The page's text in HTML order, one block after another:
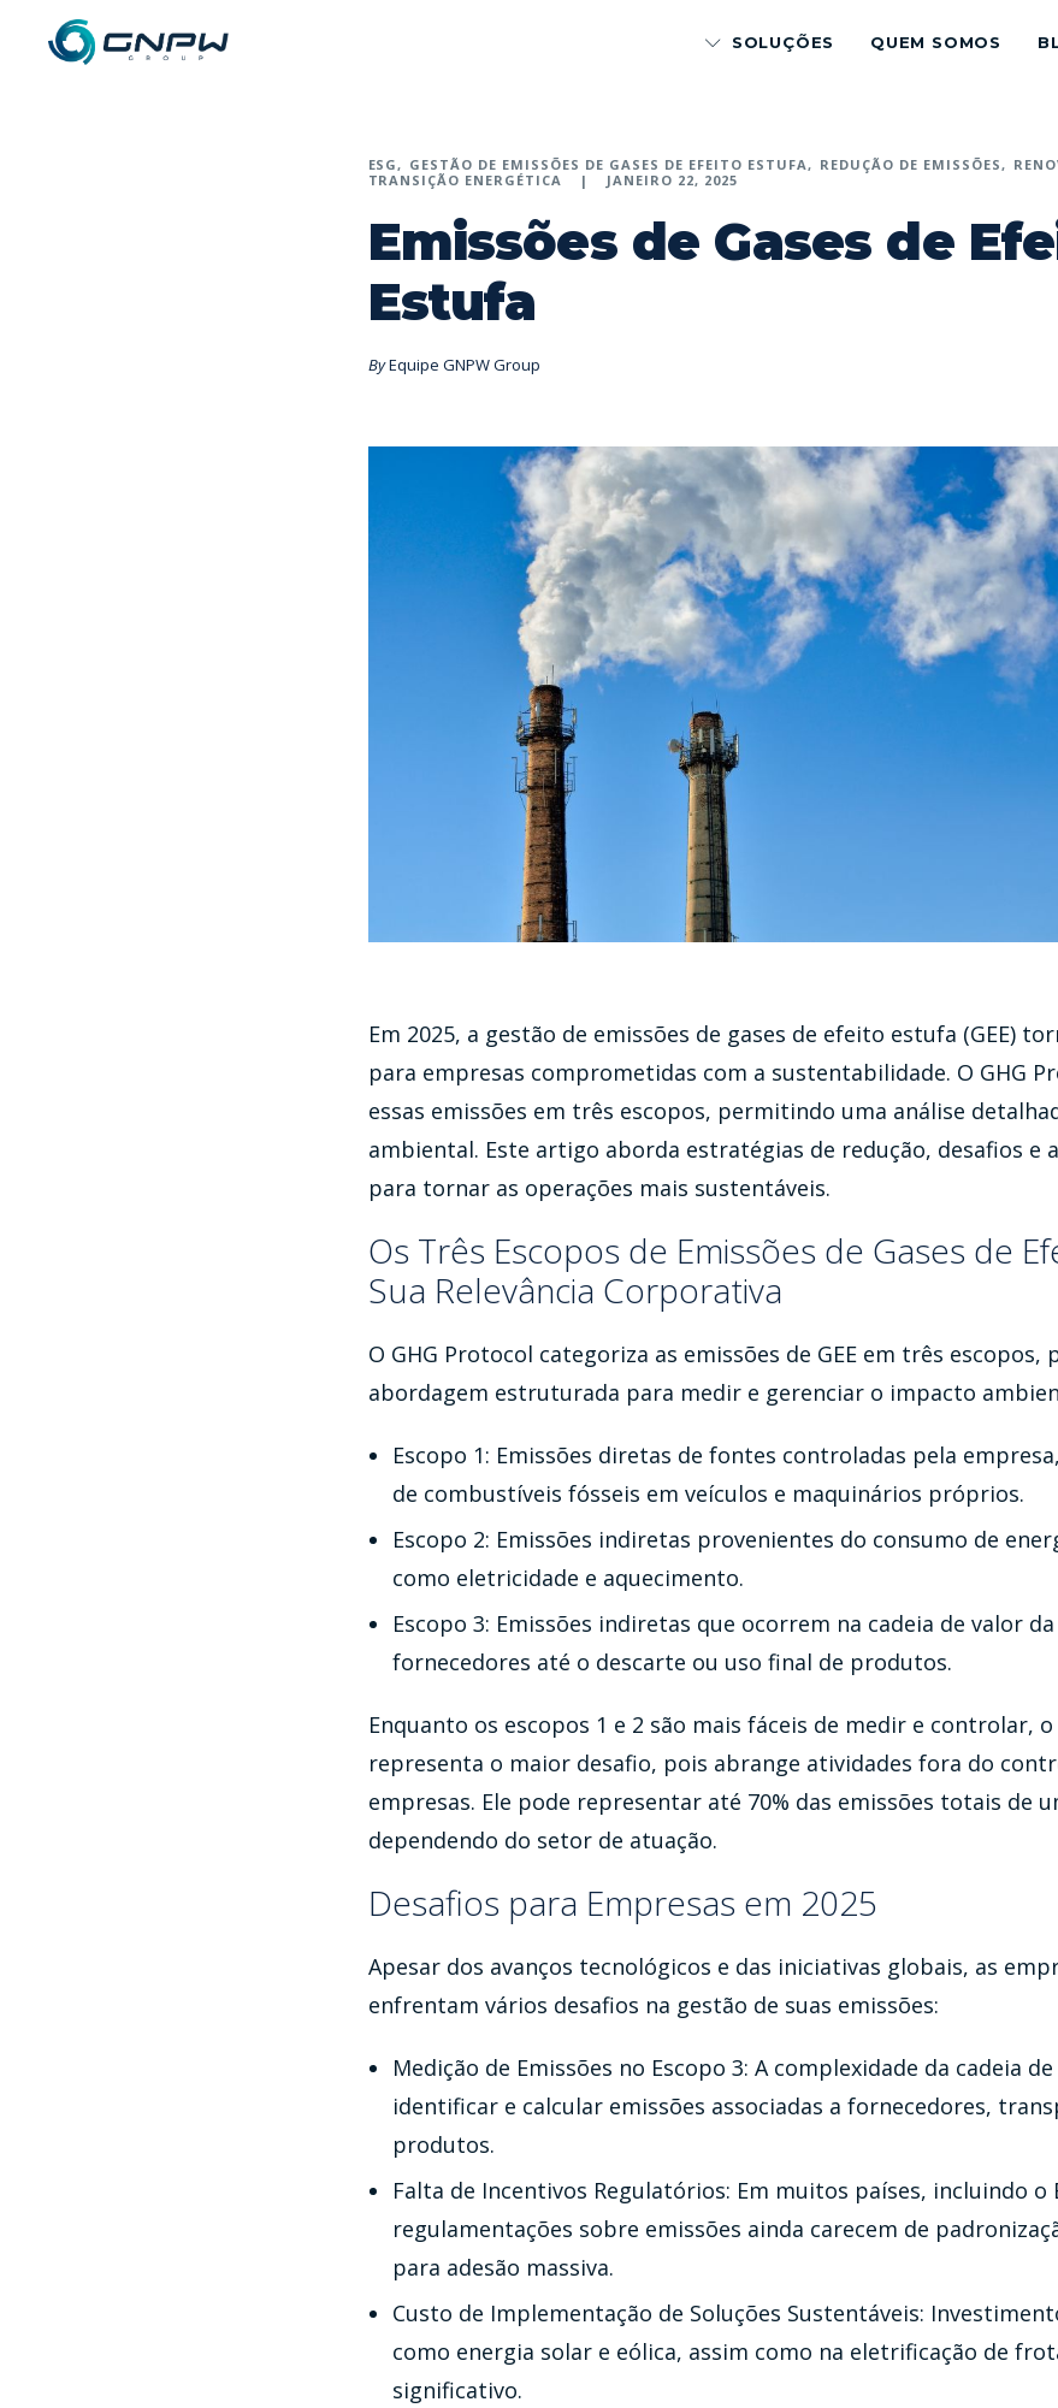
SOLUÇÕES QUEM SOMOS
ESG GESTÃO DE EMISSÕES DE GASES DE EFEITO ESTUFA REDUÇÃO DE EMISSÕES
TRANSIÇÃO ENERGÉTICA
JANEIRO 22, 2025
Emissões de Gases de
Estufa
ByEquipe GNPW Group
Em 2025, a gestão de emissões de gases de efeito estufa (GEE)
para empresas comprometidas com a sustentabilidade. O GHG
essas emissões em três escopos, permitindo uma análise
ambiental. Este artigo aborda estratégias de redução, desafios e
para tornar as operações mais sustentáveis.
Os Três Escopos de Emissões de Gases de
Sua Relevância Corporativa
O GHG Protocol categoriza as emissões de GEE em três
abordagem estruturada para medir e gerenciar o impacto
Escopo 1: Emissões diretas de fontes controladas pela
de combustíveis fósseis em veículos e maquinários próprios.
Escopo 2: Emissões indiretas provenientes do consumo de
como eletricidade e aquecimento.
Escopo 3: Emissões indiretas que ocorrem na cadeia de valor
fornecedores até o descarte ou uso final de produtos.
Enquanto os escopos 1 e 2 são mais fáceis de medir e controlar, o
representa o maior desafio, pois abrange atividades fora do
empresas. Ele pode representar até 70% das emissões totais de
dependendo do setor de atuação.
Desafios para Empresas em 2025
Apesar dos avanços tecnológicos e das iniciativas globais, as
enfrentam vários desafios na gestão de suas emissões:
Medição de Emissões no Escopo 3: A complexidade da cadeia
identificar e calcular emissões associadas a fornecedores,
produtos.
Falta de Incentivos Regulatórios: Em muitos países, incluindo o
regulamentações sobre emissões ainda carecem de
para adesão massiva.
Custo de Implementação de Soluções Sustentáveis:
como energia solar e eólica, assim como na eletrificação de
significativo.